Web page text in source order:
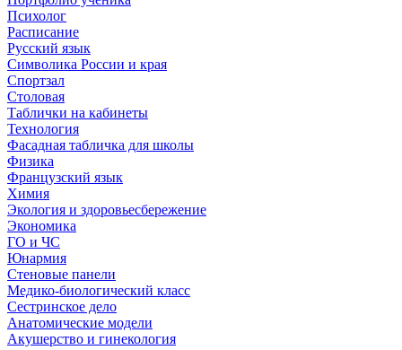
Психолог
Расписание
Русский язык
Символика России и края
Спортзал
Столовая
Таблички на кабинеты
Технология
Фасадная табличка для школы
Физика
Французский язык
Химия
Экология и здоровьесбережение
Экономика
ГО и ЧС
Юнармия
Стеновые панели
Медико-биологический класс
Сестринское дело
Анатомические модели
Акушерство и гинекология